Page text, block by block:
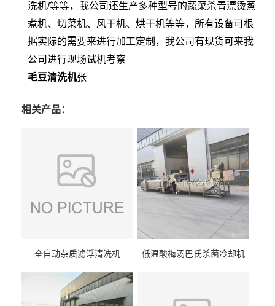
洗机/等等，我公司还生产多种型号的蔬菜杀青漂烫蒸
煮机、切菜机、风干机、烘干机等等，所有设备可根
据实际的需要来进行加工定制，我公司有现货可来我
公司进行现场试机考察
毛豆清洗机张
相关产品：
全自动杂质滤浮清洗机 低温酸梅汤巴氏杀菌冷却机